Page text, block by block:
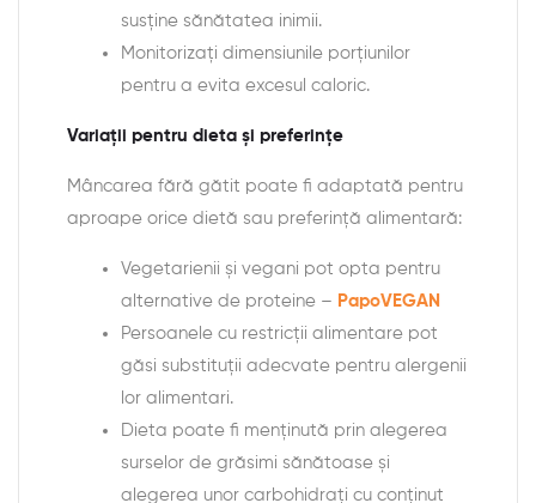
susține sănătatea inimii.
Monitorizați dimensiunile porțiunilor
pentru a evita excesul caloric.
Variații pentru dieta și preferințe
Mâncarea fără gătit poate fi adaptată pentru
aproape orice dietă sau preferință alimentară:
Vegetarienii și vegani pot opta pentru
alternative de proteine – PapoVEGAN
Persoanele cu restricții alimentare pot
găsi substituții adecvate pentru alergenii
lor alimentari.
Dieta poate fi menținută prin alegerea
surselor de grăsimi sănătoase și
alegerea unor carbohidrați cu conținut